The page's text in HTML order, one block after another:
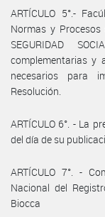
ARTÍCULO 5°.-
Normas y Procesos
SEGURIDAD
complementarias y
necesarios para
Resolución.
ARTÍCULO 6°. - La
del día de su
ARTÍCULO 7°. -
Nacional del
Biocca